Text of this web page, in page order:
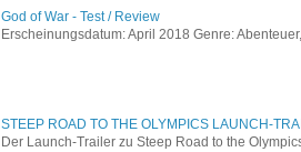
God of War - Test / Review
Erscheinungsdatum: April 2018 Genre:
STEEP ROAD TO THE OLYMPICS LAUNCH-
Der Launch-Trailer zu Steep Road to the